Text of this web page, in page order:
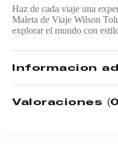
Haz de cada viaje una
Maleta de Viaje Wilson
explorar el mundo con
Información
Valoraciones